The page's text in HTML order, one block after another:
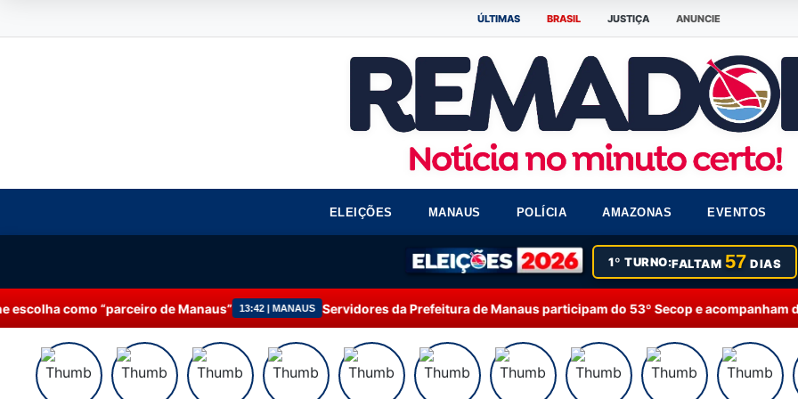
ÚLTIMAS BRASIL JUSTIÇA ANUNCIE
ELEIÇÕES MANAUS POLÍCIA AMAZONAS EVENTOS
1º TURNO:FALTAM 57 DIAS
Manaus” 13:42 | MANAUS Servidores da Prefeitura de Manaus participam do 53º Secop e acompanham debates sobre inteligência